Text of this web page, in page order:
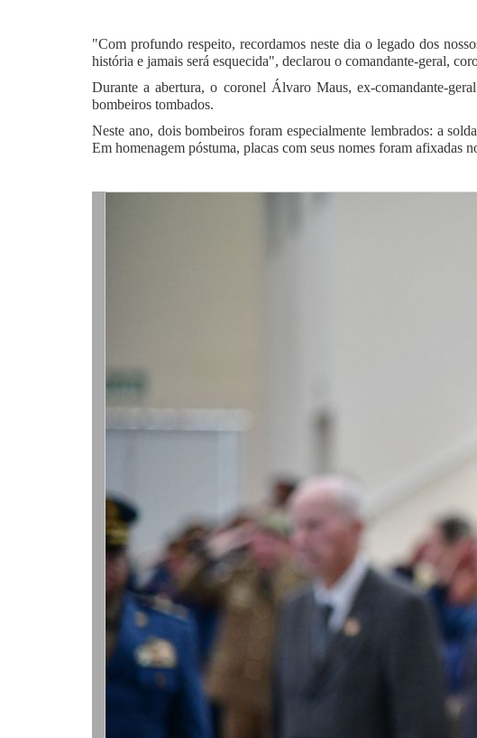
"Com profundo respeito, recordamos neste dia o legado dos
história e jamais será esquecida", declarou o comandante-geral,
Durante a abertura, o coronel Álvaro Maus, ex-comandante-
bombeiros tombados.
Neste ano, dois bombeiros foram especialmente lembrados: a
Em homenagem póstuma, placas com seus nomes foram afixadas